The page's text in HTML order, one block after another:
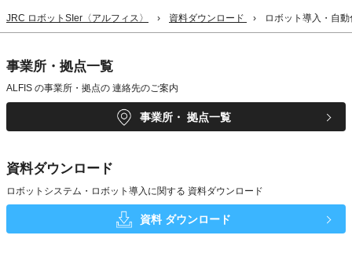
JRC ロボットSIer〈アルフィス〉 資料ダウンロード ロボット導入・自
事業所・拠点一覧
ALFIS の事業所・拠点の 連絡先のご案内
事業所・ 拠点一覧
資料ダウンロード
ロボットシステム・ロボット導入に関する 資料ダウンロード
資料 ダウンロード